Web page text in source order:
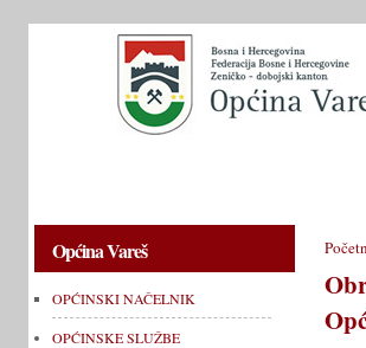
Općina Vareš
OPĆINSKI NAČELNIK
OPĆINSKE SLUŽBE